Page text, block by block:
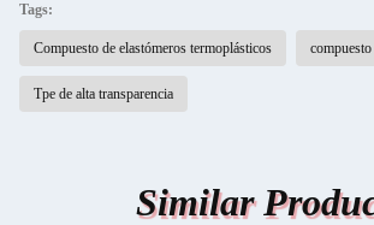
Tags:
Compuesto de elastómeros termoplásticos
Tpe de alta transparencia
Similar